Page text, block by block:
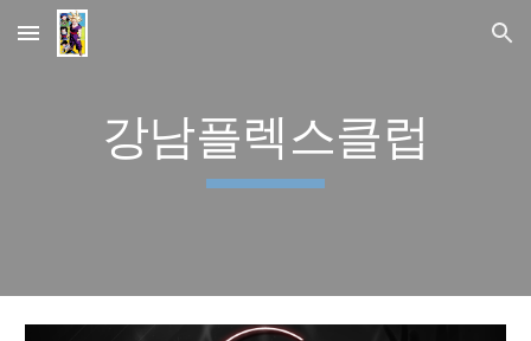
Skip to main content Skip to navigation
강남플렉스클럽